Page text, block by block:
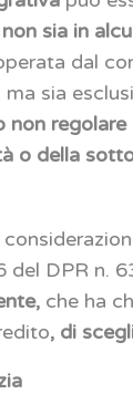
non sia in
dal
sia
regolare
o della
del DPR n.
che ha
, di